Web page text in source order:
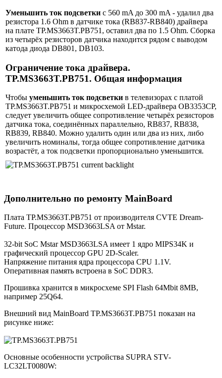
Уменьшить ток подсветки с 560 mA до 300 mA - удалил два
резистора 1.6 Ohm в датчике тока (RB837-RB840) драйвера
на плате TP.MS3663T.PB751, оставил два по 1.5 Ohm. Сборка
из четырёх резисторов датчика находится рядом с выводом
катода диода DB801, DB103.
Ограничение тока драйвера.
TP.MS3663T.PB751. Общая информация
Чтобы уменьшить ток подсветки в телевизорах с платой
TP.MS3663T.PB751 и микросхемой LED-драйвера OB3353CP,
следует увеличить общее сопротивление четырёх резисторов
датчика тока, соединённых параллельно, RB837, RB838,
RB839, RB840. Можно удалить один или два из них, либо
увеличить номиналы, тогда общее сопротивление датчика
возрастёт, а ток подсветки пропорционально уменьшится.
Дополнительно по ремонту MainBoard
Плата TP.MS3663T.PB751 от производителя CVTE Dream-
Future. Процессор MSD3663LSA от Mstar.
32-bit SoC Mstar MSD3663LSA имеет 1 ядро MIPS34K и
графический процессор GPU 2D-Scaler.
Напряжение питания ядра процессора CPU 1.1V.
Оперативная память встроена в SoC DDR3.
Прошивка хранится в микросхеме SPI Flash 64Mbit 8MB,
например 25Q64.
Внешний вид MainBoard TP.MS3663T.PB751 показан на
рисунке ниже:
Основные особенности устройства SUPRA STV-
LC32LT0080W: